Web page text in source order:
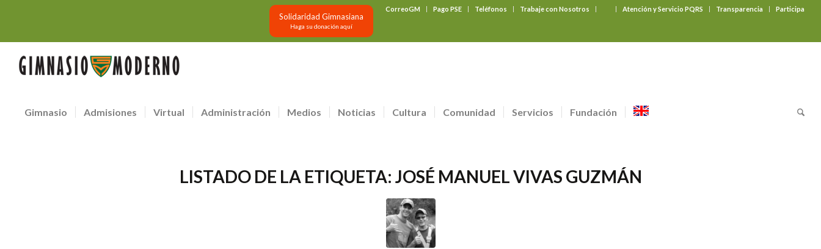
CorreoGM Pago PSE Teléfonos Trabaje con Nosotros Atención y Servicio PQRS Transparencia Participa
Solidaridad Gimnasiana
Haga su donación aquí
Gimnasio Admisiones Virtual Administración Medios Noticias Cultura Comunidad Servicios Fundación
LISTADO DE LA ETIQUETA: JOSÉ MANUEL VIVAS GUZMÁN